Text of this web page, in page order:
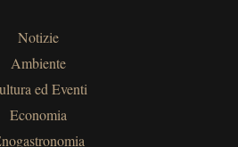
Notizie
Ambiente
ed Eventi
Economia